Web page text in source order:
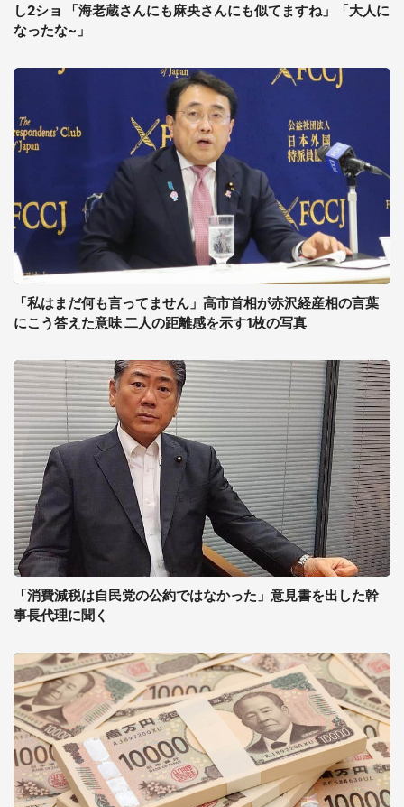
し2ショ 「海老蔵さんにも麻央さんにも似てますね」「大人に
なったな~」
「私はまだ何も言ってません」高市首相が赤沢経産相の言葉
にこう答えた意味 二人の距離感を示す1枚の写真
「消費減税は自民党の公約ではなかった」意見書を出した幹
事長代理に聞く